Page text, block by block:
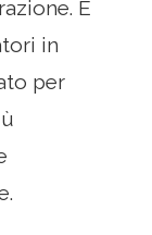
È
in
per